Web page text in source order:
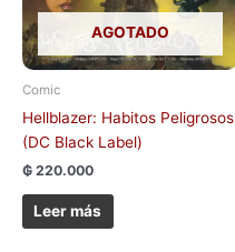
AGOTADO
Comic
Hellblazer: Habitos Peligrosos
(DC Black Label)
₲ 220.000
Leer más